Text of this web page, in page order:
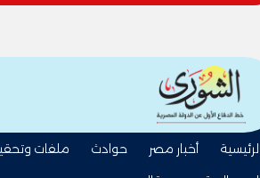
الرئيسية أخبار مصر حوادث
ملفات